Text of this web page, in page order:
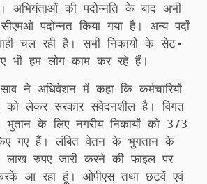
अभियंताओं की पदोन्नति के बाद अभी
सीएमओ पदोन्नत किया गया है। अन्य पदों
चल रही है। सभी निकायों के सेट-
भी हम लोग काम कर रहे हैं।
ने अधिवेशन में कहा कि कर्मचारियों
को लेकर सरकार संवेदनशील है। विगत
के लिए नगरीय निकायों को 373
गए हैं। लंबित वेतन के भुगतान के
रुपए जारी करने की फाइल पर
आ रहा हूं। ओपीएस तथा छटवें एवं